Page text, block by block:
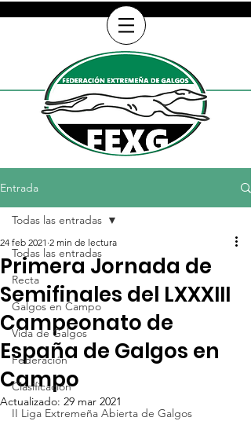
Entrada
Todas las entradas
Recta
Galgos en Campo
Vida de Galgos
Federación
Clasificación
II Liga Extremeña Abierta de Galgos
Todas las entradas
Primera Jornada de
Semifinales del LXXXIII
Campeonato de
España de Galgos en
Campo
24 feb 2021 2 min de lectura
Actualizado: 29 mar 2021